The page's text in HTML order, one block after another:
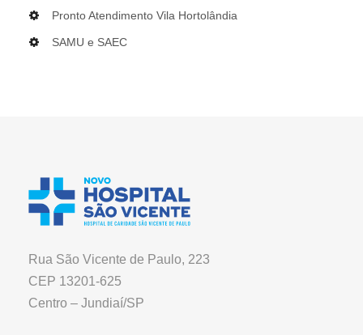
Pronto Atendimento Vila Hortolândia
SAMU e SAEC
Rua São Vicente de Paulo, 223
CEP 13201-625
Centro – Jundiaí/SP